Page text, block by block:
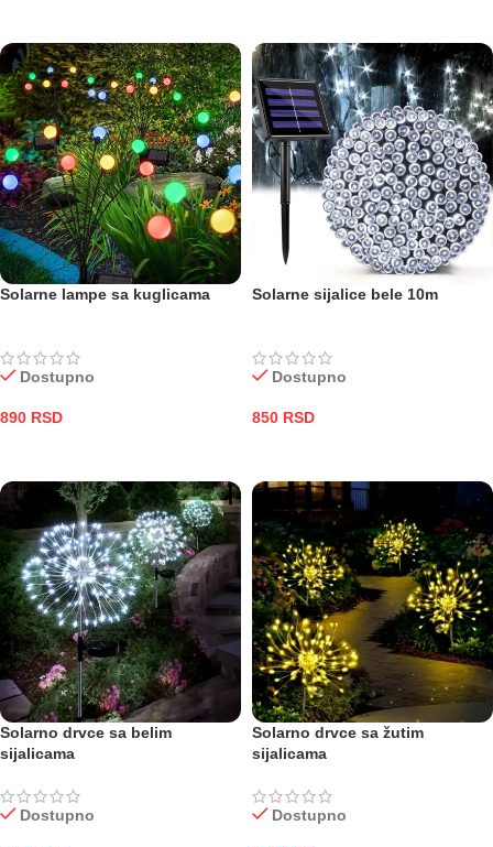
Solarne lampe sa kuglicama
Dostupno
890 RSD
Solarne sijalice bele 10m
Dostupno
850 RSD
Solarno drvce sa belim
sijalicama
Dostupno
Solarno drvce sa žutim
sijalicama
Dostupno